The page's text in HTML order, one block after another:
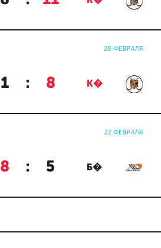
28 ФЕВРАЛЯ
1 : 8 К�
22 ФЕВРАЛЯ
8 : 5 Б�